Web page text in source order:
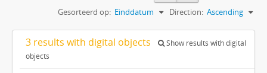
Gesorteerd op: Einddatum Direction: Ascending
3 results with digital objects
Show results with digital
objects